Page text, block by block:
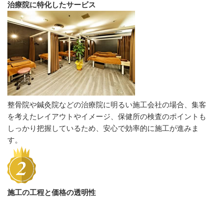
治療院に特化したサービス
整骨院や鍼灸院などの治療院に明るい施工会社の場合、集客
を考えたレイアウトやイメージ、保健所の検査のポイントも
しっかり把握しているため、安心で効率的に施工が進みま
す。
施工の工程と価格の透明性